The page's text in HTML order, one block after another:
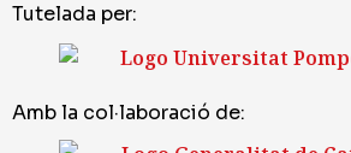
Tutelada per:
Amb la col·laboració de: